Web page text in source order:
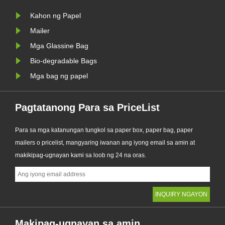
bilang isang premium na alternatibo
Kahon ng Papel
Mailer
Mga Glassine Bag
Bio-degradable Bags
Mga bag ng papel
Pagtatanong Para sa PriceList
Para sa mga katanungan tungkol sa paper box, paper bag, paper
mailers o pricelist, mangyaring iwanan ang iyong email sa amin at
makikipag-ugnayan kami sa loob ng 24 na oras.